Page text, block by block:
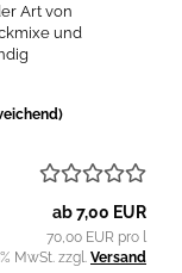
Art von
und
ab 7,00 EUR
70,00 EUR pro l
MwSt. zzgl. Versand